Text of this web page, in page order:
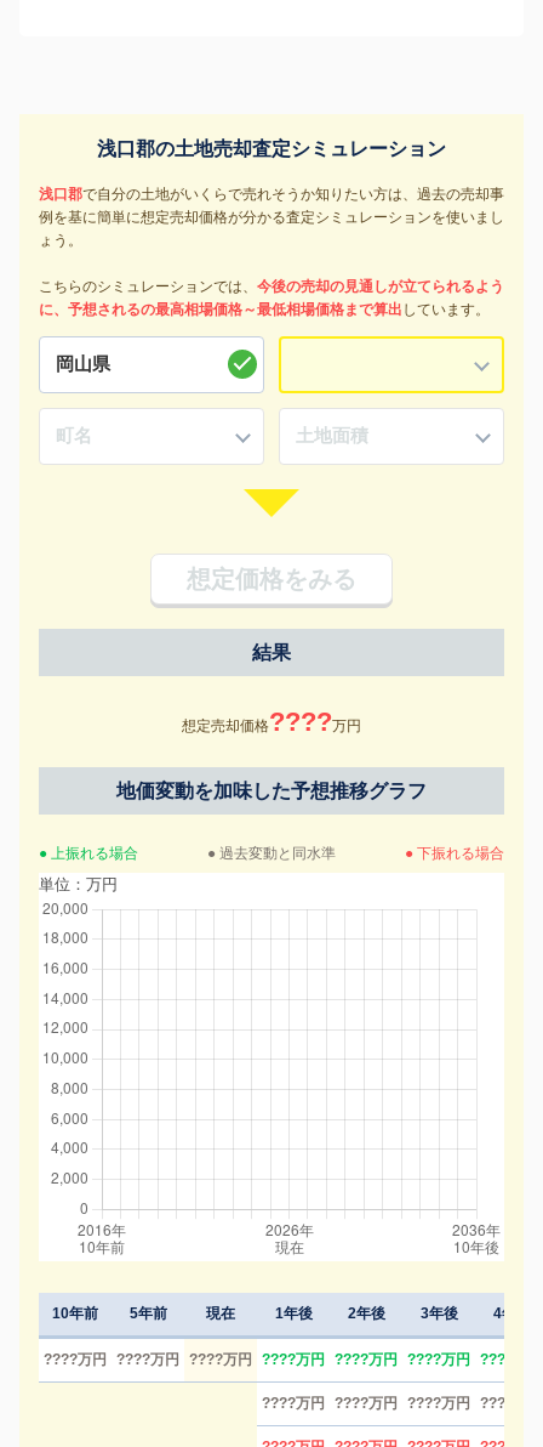
浅口郡の土地売却査定シミュレーション
浅口郡で自分の土地がいくらで売れそうか知りたい方は、過去の売却事
例を基に簡単に想定売却価格が分かる査定シミュレーションを使いまし
ょう。
こちらのシミュレーションでは、 今後の売却の見通しが立てられるよう
に、予想されるの最高相場価格～最低相場価格まで算出 しています。
想定価格をみる
結果
想定売却価格????万円
地価変動を加味した予想推移グラフ
● 上振れる場合 ● 過去変動と同水準 ● 下振れる場合
単位：万円
10年前 5年前 現在
????万円 ????万円 ????万円
1年後 2年後 3年後 4年後
????万円 ????万円 ????万円 ????万円
????万円 ????万円 ????万円 ????万円